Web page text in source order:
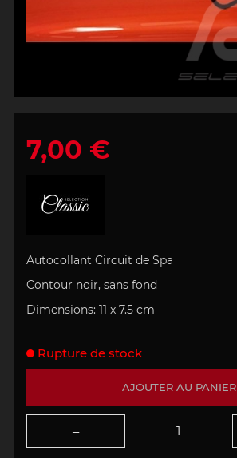
7,00 €
Autocollant Circuit de Spa
Contour noir, sans fond
Dimensions: 11 x 7.5 cm
AJOUTER AU PANIER
Rupture de stock